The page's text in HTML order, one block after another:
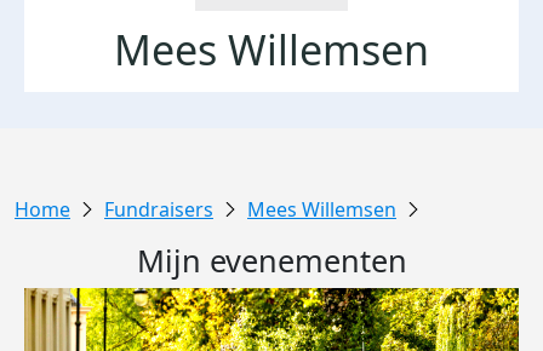
Mees Willemsen
Fundraisers Mees Willemsen
Mijn evenementen